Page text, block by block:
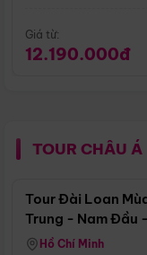
Giá từ:
12.190.000đ
TOUR CHÂU Á
Tour Đài Loan
Trung - Nam Đầu
Hồ Chí Minh